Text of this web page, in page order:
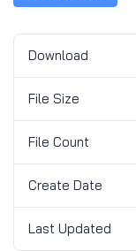
Download
File Size
File Count
Create Date
Last Updated